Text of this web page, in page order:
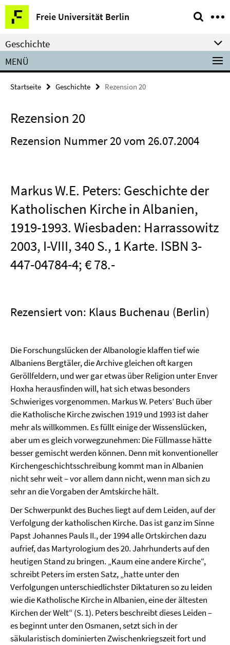
Springe
direkt
zu
Inhalt
Freie Universität Berlin
Service-
Navigation
Geschichte
MENÜ
Startseite Geschichte Rezension 20
Rezension 20
Rezension Nummer 20 vom 26.07.2004
Markus W.E. Peters: Geschichte der
Katholischen Kirche in Albanien,
1919-1993. Wiesbaden: Harrassowitz
2003, I-VIII, 340 S., 1 Karte. ISBN 3-
447-04784-4; € 78.-
Rezensiert von: Klaus Buchenau (Berlin)
Die Forschungslücken der Albanologie klaffen tief wie
Albaniens Bergtäler, die Archive gleichen oft kargen
Geröllfeldern, und wer gar etwas über Religion unter Enver
Hoxha herausfinden will, hat sich etwas besonders
Schwieriges vorgenommen. Markus W. Peters’ Buch über
die Katholische Kirche zwischen 1919 und 1993 ist daher
mehr als willkommen. Es füllt einige der Wissenslücken,
aber um es gleich vorwegzunehmen: Die Füllmasse hätte
besser gemischt werden können. Denn mit konventioneller
Kirchengeschichtsschreibung kommt man in Albanien
nicht sehr weit – vor allem dann nicht, wenn man sich zu
sehr an die Vorgaben der Amtskirche hält.
Der Schwerpunkt des Buches liegt auf dem Leiden, auf der
Verfolgung der katholischen Kirche. Das ist ganz im Sinne
Papst Johannes Pauls II., der 1994 alle Ortskirchen dazu
aufrief, das Martyrologium des 20. Jahrhunderts auf den
heutigen Stand zu bringen. „Kaum eine andere Kirche“,
schreibt Peters im ersten Satz, „hatte unter den
Verfolgungen unterschiedlichster Diktaturen so zu leiden
wie die Katholische Kirche in Albanien, eine der ältesten
Kirchen der Welt“ (S. 1). Peters beschreibt dieses Leiden –
es beginnt unter den Osmanen, setzt sich in der
säkularistisch dominierten Zwischenkriegszeit fort und